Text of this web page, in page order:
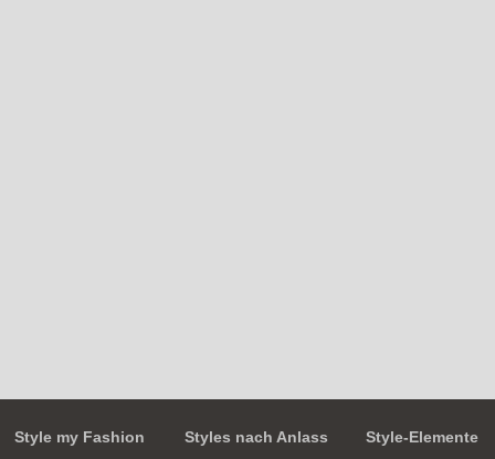
Style my Fashion Styles nach Anlass Style-Elemente